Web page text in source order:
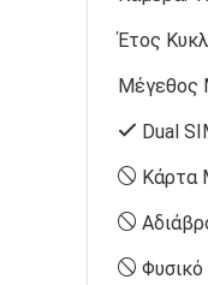
Έτος
Μέγεθος
Dual
Κάρτα